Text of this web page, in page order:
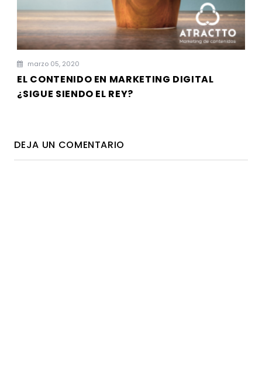
marzo 05, 2020
EL CONTENIDO EN MARKETING DIGITAL
¿SIGUE SIENDO EL REY?
DEJA UN COMENTARIO